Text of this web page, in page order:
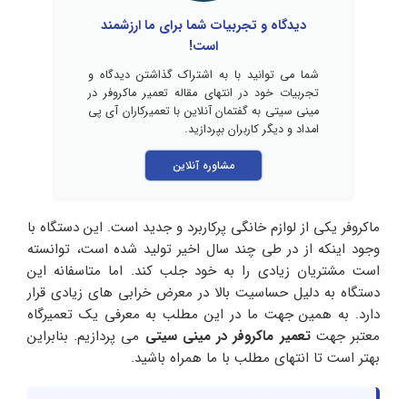
دیدگاه و تجربیات شما برای ما ارزشمند
است!
شما می توانید با به اشتراک گذاشتن دیدگاه و
تجربیات خود در انتهای مقاله تعمیر ماکروفر در
مینی سیتی به گفتمان آنلاین با تعمیرکاران آی پی
امداد و دیگر کاربران بپردازید.
مشاوره آنلاین
ماکروفر یکی از لوازم خانگی پرکاربرد و جدید است. این دستگاه با
وجود اینکه از در طی چند سال اخیر تولید شده است، توانسته
است مشتریان زیادی را به خود جلب کند‌. اما متاسفانه این
دستگاه به دلیل حساسیت بالا در معرض خرابی های زیادی قرار
دارد. به همین جهت ما در این مطلب به معرفی یک تعمیرگاه
معتبر جهتتعمیر ماکروفر در مینی سیتی می پردازیم. بنابراین
بهتر است تا انتهای مطلب با ما همراه باشید.